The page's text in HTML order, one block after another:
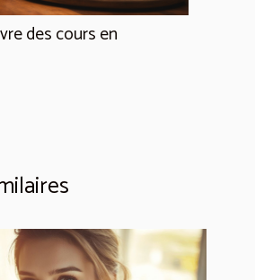
des cours en